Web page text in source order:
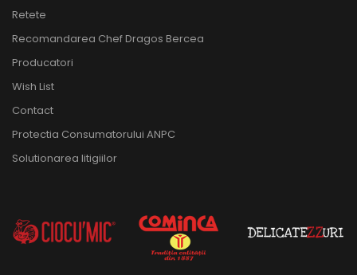
Retete
Recomandarea Chef Dragos Bercea
Producatori
Wish List
Contact
Protectia Consumatorului ANPC
Solutionarea litigiilor